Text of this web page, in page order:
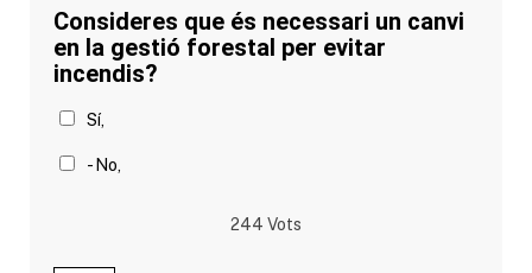
Consideres que és necessari un canvi
en la gestió forestal per evitar
incendis?
Sí,
- No,
244 Vots